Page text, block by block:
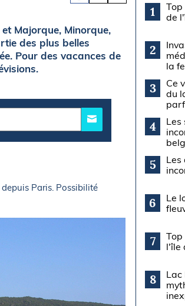
Majorque, Minorque,
des plus belles
Pour des vacances de
Paris. Possibilité
1
de
2
la
3
Ce
du
4
Les
5
Les
6
Le
7
l'île
8
Lac